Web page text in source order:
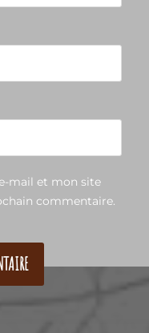
mail et mon site
commentaire.